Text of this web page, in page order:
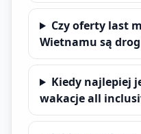
Czy oferty last
Wietnamu są
Kiedy najlepiej
wakacje all